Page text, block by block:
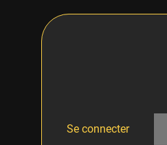
Se connecter